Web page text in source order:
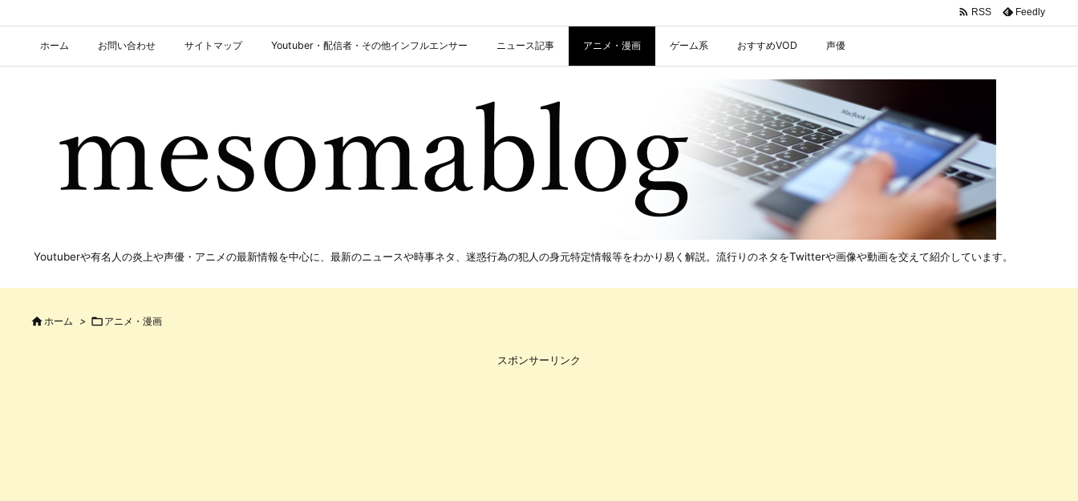
ホーム お問い合わせ サイトマップ Youtuber・配信者・その他インフルエンサー ニュース記事 アニメ・漫画 ゲーム系 おすすめVOD 声優
 RSS Feedly
Youtuberや有名人の炎上や声優・アニメの最新情報を中心に、最新のニュースや時事ネタ、迷惑行為の犯人の身元特定情報等をわかり易く解説。流行りのネタをTwitterや画像や動画を交えて紹介しています。
 ホーム >  アニメ・漫画
スポンサーリンク